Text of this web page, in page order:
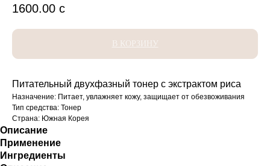
1600.00 с
В КОРЗИНУ
Питательный двухфазный тонер с экстрактом риса
Назначение: Питает, увлажняет кожу, защищает от обезвоживания
Тип средства: Тонер
Страна: Южная Корея
Описание
Применение
Ингредиенты